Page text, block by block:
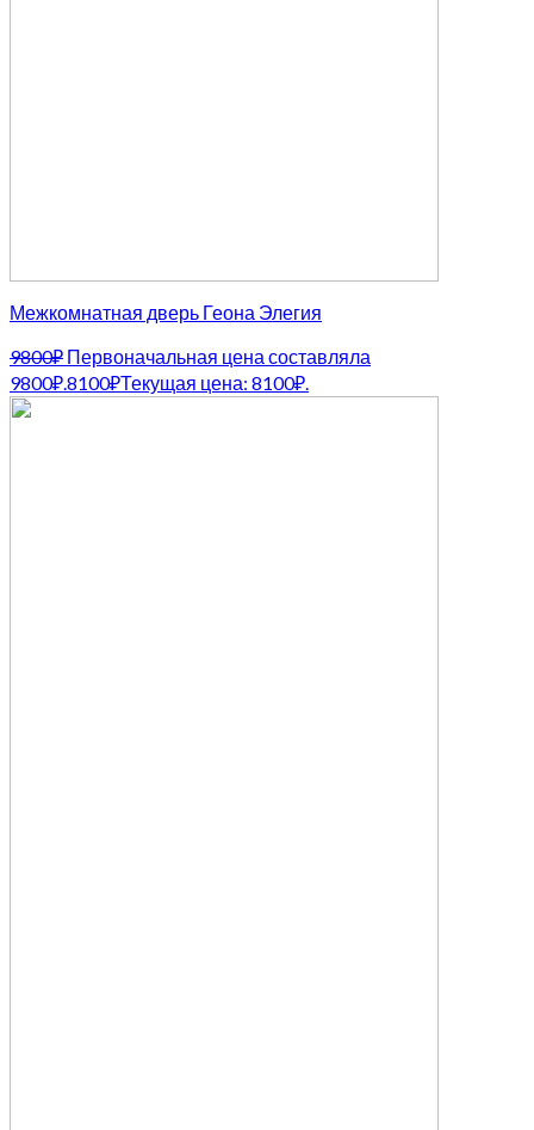
Межкомнатная дверь Геона Элегия
9800₽ Первоначальная цена составляла
9800₽.8100₽Текущая цена: 8100₽.